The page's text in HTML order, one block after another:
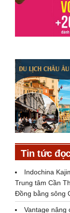
Tin tức
Indochina
Trung tâm Cần
Đồng bằng sông
Vantage nâng